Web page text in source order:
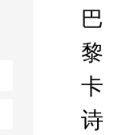
巴
黎
卡
诗